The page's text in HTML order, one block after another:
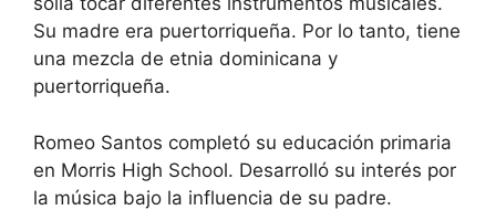
Su madre era puertorriqueña. Por lo tanto, tiene
una mezcla de etnia dominicana y
puertorriqueña.
Romeo Santos completó su educación primaria
en Morris High School. Desarrolló su interés por
la música bajo la influencia de su padre.